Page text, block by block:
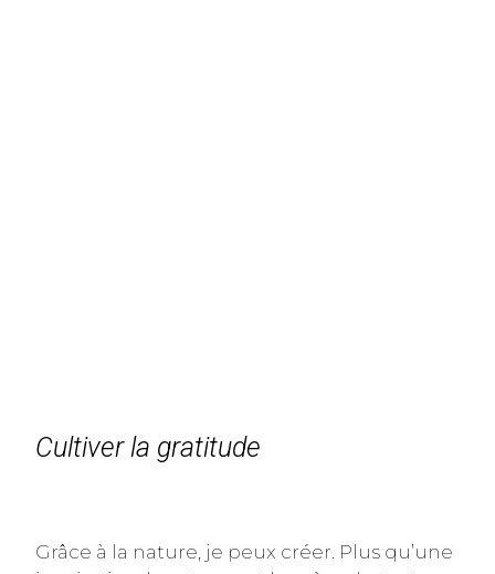
Cultiver la gratitude
Grâce à la nature, je peux créer. Plus qu’une